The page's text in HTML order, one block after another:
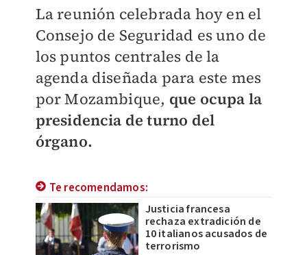
La reunión celebrada hoy en el
Consejo de Seguridad es uno de
los puntos centrales de la
agenda diseñada para este mes
por Mozambique, que ocupa la
presidencia de turno del
órgano.
Te recomendamos:
Justicia francesa
rechaza extradición de
10 italianos acusados de
terrorismo